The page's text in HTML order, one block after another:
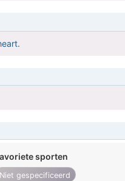
sporten
Niet gespecificeerd